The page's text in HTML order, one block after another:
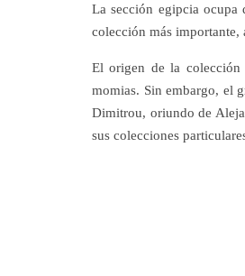
La sección egipcia ocupa
colección más importante,
El origen de la
momias. Sin embargo, el
Dimitrou, oriundo de
sus colecciones